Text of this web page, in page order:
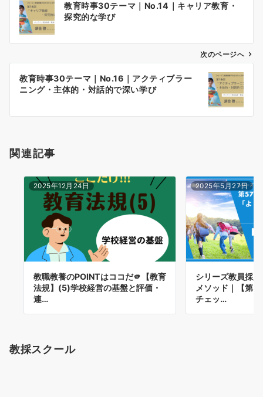
ビ
ン
教育時事30テーマ｜No.14｜キャリア教育・
探究的な学び
次のページへ
教育時事30テーマ｜No.16｜アクティブラー
ニング・主体的・対話的で深い学び
関連記事
2025年12月24日
教職教養のPOINTはココだ🫵【教育
法規】(5)学校経営の基盤と評価・
連…
2025年5月27日
シリーズ教員採
メソッド｜【第
チェッ…
教採スクール